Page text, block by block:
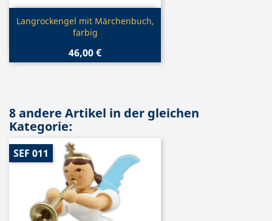
Vorschau
Langrockengel mit Märchenbuch,
farbig
46,00 €
8 andere Artikel in der gleichen
Kategorie:
SEF 011